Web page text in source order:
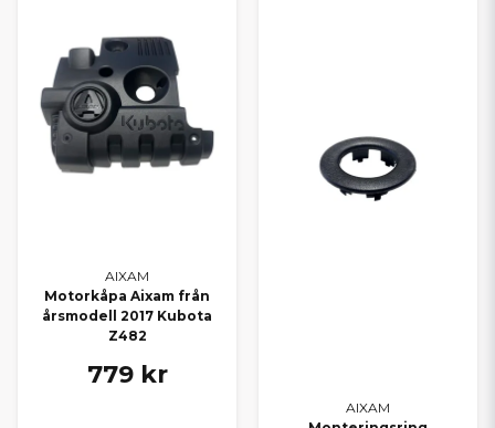
AIXAM
Motorkåpa Aixam från
årsmodell 2017 Kubota
Z482
779 kr
AIXAM